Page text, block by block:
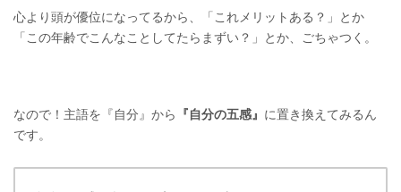
心より頭が優位になってるから、「これメリットある？」とか
「この年齢でこんなことしてたらまずい？」とか、ごちゃつく。
なので！主語を『自分』から 『自分の五感』 に置き換えてみるん
です。